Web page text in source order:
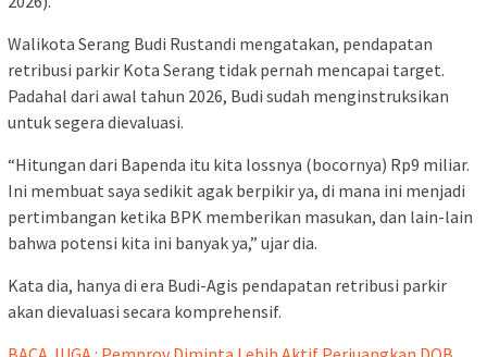
Walikota Serang Budi Rustandi mengatakan, pendapatan
retribusi parkir Kota Serang tidak pernah mencapai target.
Padahal dari awal tahun 2026, Budi sudah menginstruksikan
untuk segera dievaluasi.
“Hitungan dari Bapenda itu kita lossnya (bocornya) Rp9 miliar.
Ini membuat saya sedikit agak berpikir ya, di mana ini menjadi
pertimbangan ketika BPK memberikan masukan, dan lain-lain
bahwa potensi kita ini banyak ya,” ujar dia.
Kata dia, hanya di era Budi-Agis pendapatan retribusi parkir
akan dievaluasi secara komprehensif.